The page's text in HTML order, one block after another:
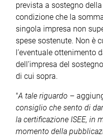
prevista a sostegno
condizione che la
singola impresa non
spese sostenute. Non è
l’eventuale ottenimento
dell’impresa del
di cui sopra.
"A tale riguardo –
consiglio che sento di
la certificazione ISEE, in
momento della